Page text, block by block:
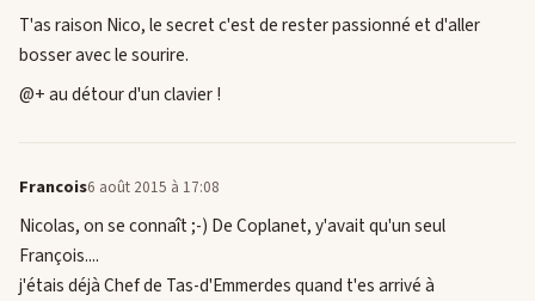
T'as raison Nico, le secret c'est de rester passionné et d'aller
bosser avec le sourire.
@+ au détour d'un clavier !
Francois6 août 2015 à 17:08
Nicolas, on se connaît ;-) De Coplanet, y'avait qu'un seul
François....
j'étais déjà Chef de Tas-d'Emmerdes quand t'es arrivé à